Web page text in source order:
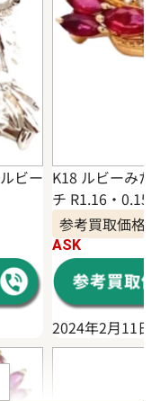
ビー K18 ルビーみた
チ R1.16・0.15
参考買取価格
ASK
2024年2月11日